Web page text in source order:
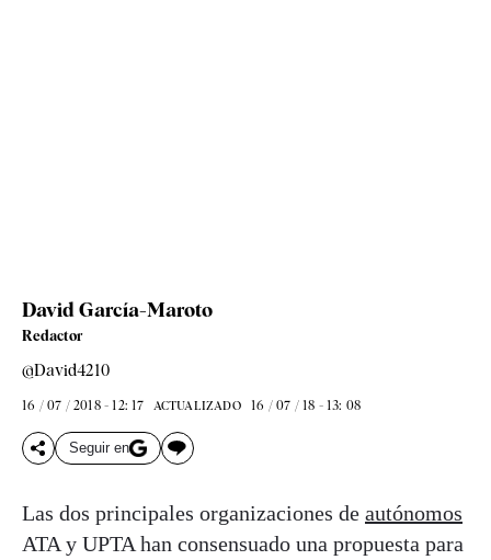
David García-Maroto
Redactor
@David4210
16 / 07 / 2018 - 12: 17 ACTUALIZADO 16 / 07 / 18 - 13: 08
Seguir en
Las dos principales organizaciones de autónomos
ATA y UPTA han consensuado una propuesta para